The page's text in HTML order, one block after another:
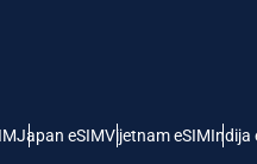
Japan eSIMVijetnam eSIMIndija